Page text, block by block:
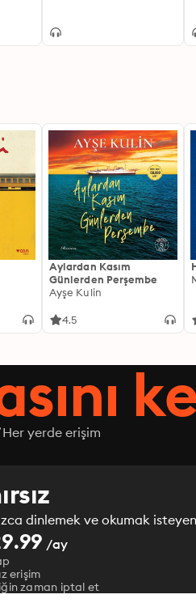
Aylardan Kasım
Günlerden Perşembe
Ayşe Kulin
4.5
Her yerde erişim
dinlemek ve okumak
/ay
erişim
zaman iptal et